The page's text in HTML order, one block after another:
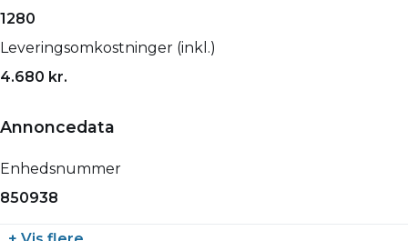
1280
Leveringsomkostninger (inkl.)
4.680 kr.
Annoncedata
Enhedsnummer
850938